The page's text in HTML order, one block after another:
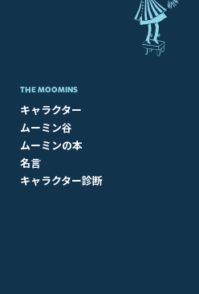
THE MOOMINS
キャラクター
ムーミン谷
ムーミンの本
名言
キャラクター診断